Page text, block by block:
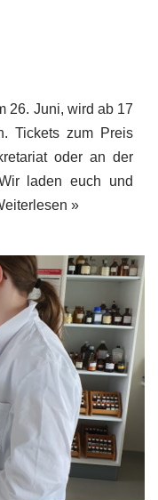
26. Juni, wird ab 17
Tickets zum Preis
oder an der
laden euch und
»